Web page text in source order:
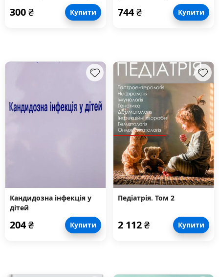
300₴ Купити 744₴ Купити
Кандидозна інфекція у
дітей
204₴ Купити
Педіатрія. Том 2
2 112₴ Купити